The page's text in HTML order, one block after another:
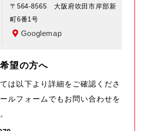
〒564-8565 大阪府吹田市岸部新
町6番1号
Googlemap
望の方へ
は以下より詳細をご確認くださ
ルフォームでもお問い合わせを